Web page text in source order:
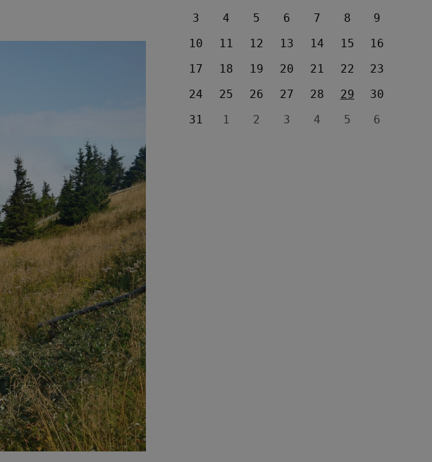
3
4 5 6 7 8
9
10
11 12 13 14 15
16
17
18 19 20 21 22
23
24
25 26 27 28 29
30
31
1 2 3 4 5 6